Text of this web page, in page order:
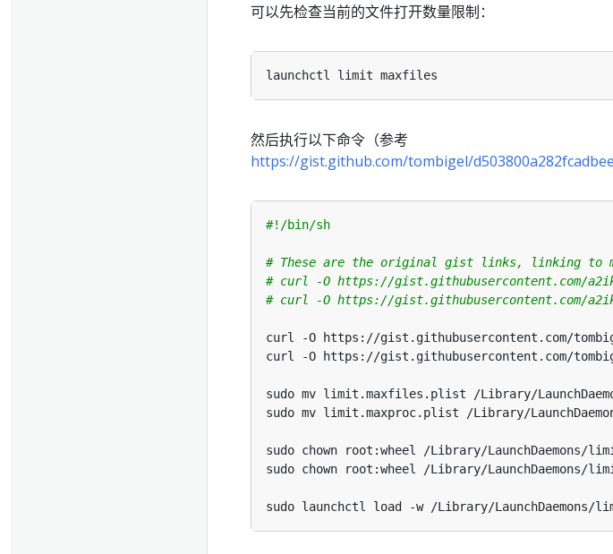
可以先检查当前的文件打开数量限制：
然后执行以下命令（参考
https://gist.github.com/tombigel/
# These are the original gist links, linking to
# curl -O https://gist.githubusercontent.com/a2ikm/
# curl -O https://gist.githubusercontent.com/a2ikm/